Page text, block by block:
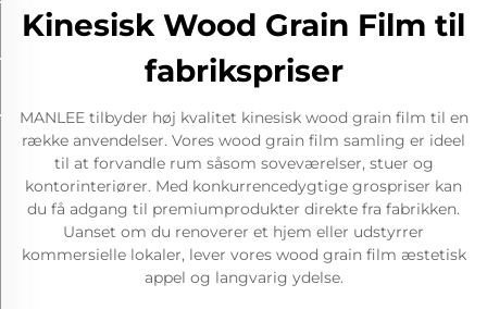
Kinesisk Wood Grain Film til
fabrikspriser
MANLEE tilbyder høj kvalitet kinesisk wood grain film til en
række anvendelser. Vores wood grain film samling er ideel
til at forvandle rum såsom soveværelser, stuer og
kontorinteriører. Med konkurrencedygtige grospriser kan
du få adgang til premiumprodukter direkte fra fabrikken.
Uanset om du renoverer et hjem eller udstyrrer
kommersielle lokaler, lever vores wood grain film æstetisk
appel og langvarig ydelse.